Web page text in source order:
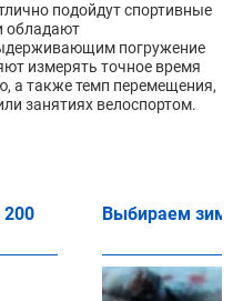
подойдут спортивные
обладают
погружение
измерять точное время
а также темп перемещения,
занятиях велоспортом.
200 Выбираем